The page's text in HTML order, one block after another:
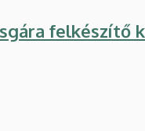
felkészítő